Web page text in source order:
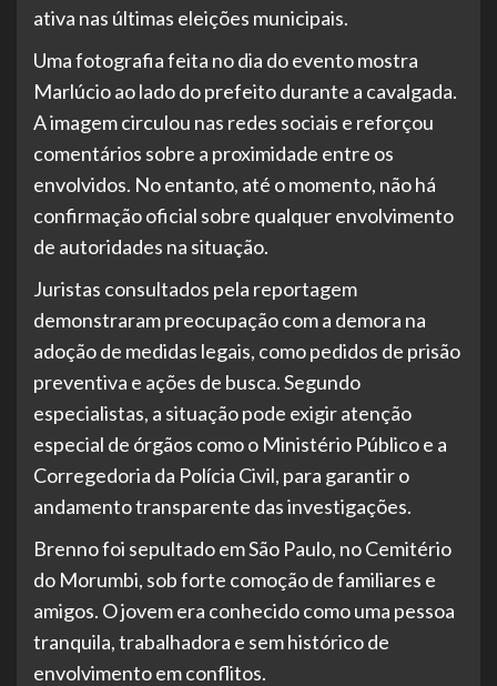
ativa nas últimas eleições municipais.
Uma fotografia feita no dia do evento mostra
Marlúcio ao lado do prefeito durante a cavalgada.
A imagem circulou nas redes sociais e reforçou
comentários sobre a proximidade entre os
envolvidos. No entanto, até o momento, não há
confirmação oficial sobre qualquer envolvimento
de autoridades na situação.
Juristas consultados pela reportagem
demonstraram preocupação com a demora na
adoção de medidas legais, como pedidos de prisão
preventiva e ações de busca. Segundo
especialistas, a situação pode exigir atenção
especial de órgãos como o Ministério Público e a
Corregedoria da Polícia Civil, para garantir o
andamento transparente das investigações.
Brenno foi sepultado em São Paulo, no Cemitério
do Morumbi, sob forte comoção de familiares e
amigos. O jovem era conhecido como uma pessoa
tranquila, trabalhadora e sem histórico de
envolvimento em conflitos.